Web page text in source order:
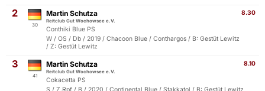
2
30
8.30
Martin Schutza
Reitclub Gut Wochowsee e.V.
Conthiki Blue PS
W / OS / Db / 2019 / Chacoon Blue / Conthargos / B: Gestüt Lewitz
/ Z: Gestüt Lewitz
3
41
8.10
Martin Schutza
Reitclub Gut Wochowsee e.V.
Cokacetta PS